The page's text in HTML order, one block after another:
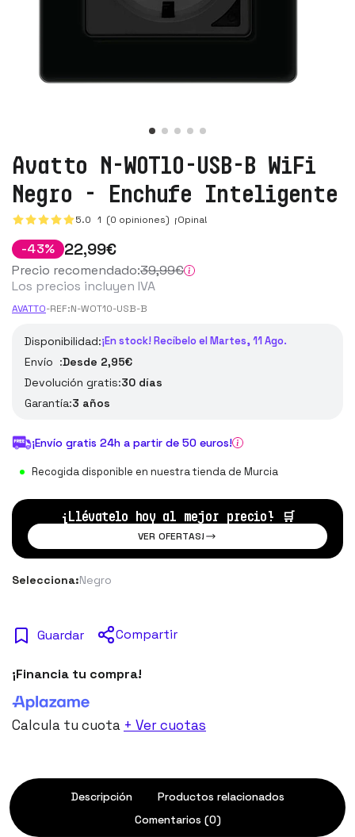
Avatto N-WOT10-USB-B WiFi
Negro - Enchufe Inteligente
5.0 1 (0 opiniones) ¡Opina!
-43% 22,99€
Precio recomendado:39,99€
Los precios incluyen IVA
AVATTO-REF:N-WOT10-USB-B
Disponibilidad:¡En stock! Recíbelo el Martes, 11 Ago.
Envío :Desde 2,95€
Devolución gratis:30 días
Garantía:3 años
¡Envío gratis 24h a partir de 50 euros!
Recogida disponible en nuestra tienda de Murcia
¡Llévatelo hoy al mejor precio! 🛒
VER OFERTAS!
Selecciona:Negro
Guardar Compartir
¡Financia tu compra!
Calcula tu cuota + Ver cuotas
Descripción
Productos relacionados
Comentarios (0)